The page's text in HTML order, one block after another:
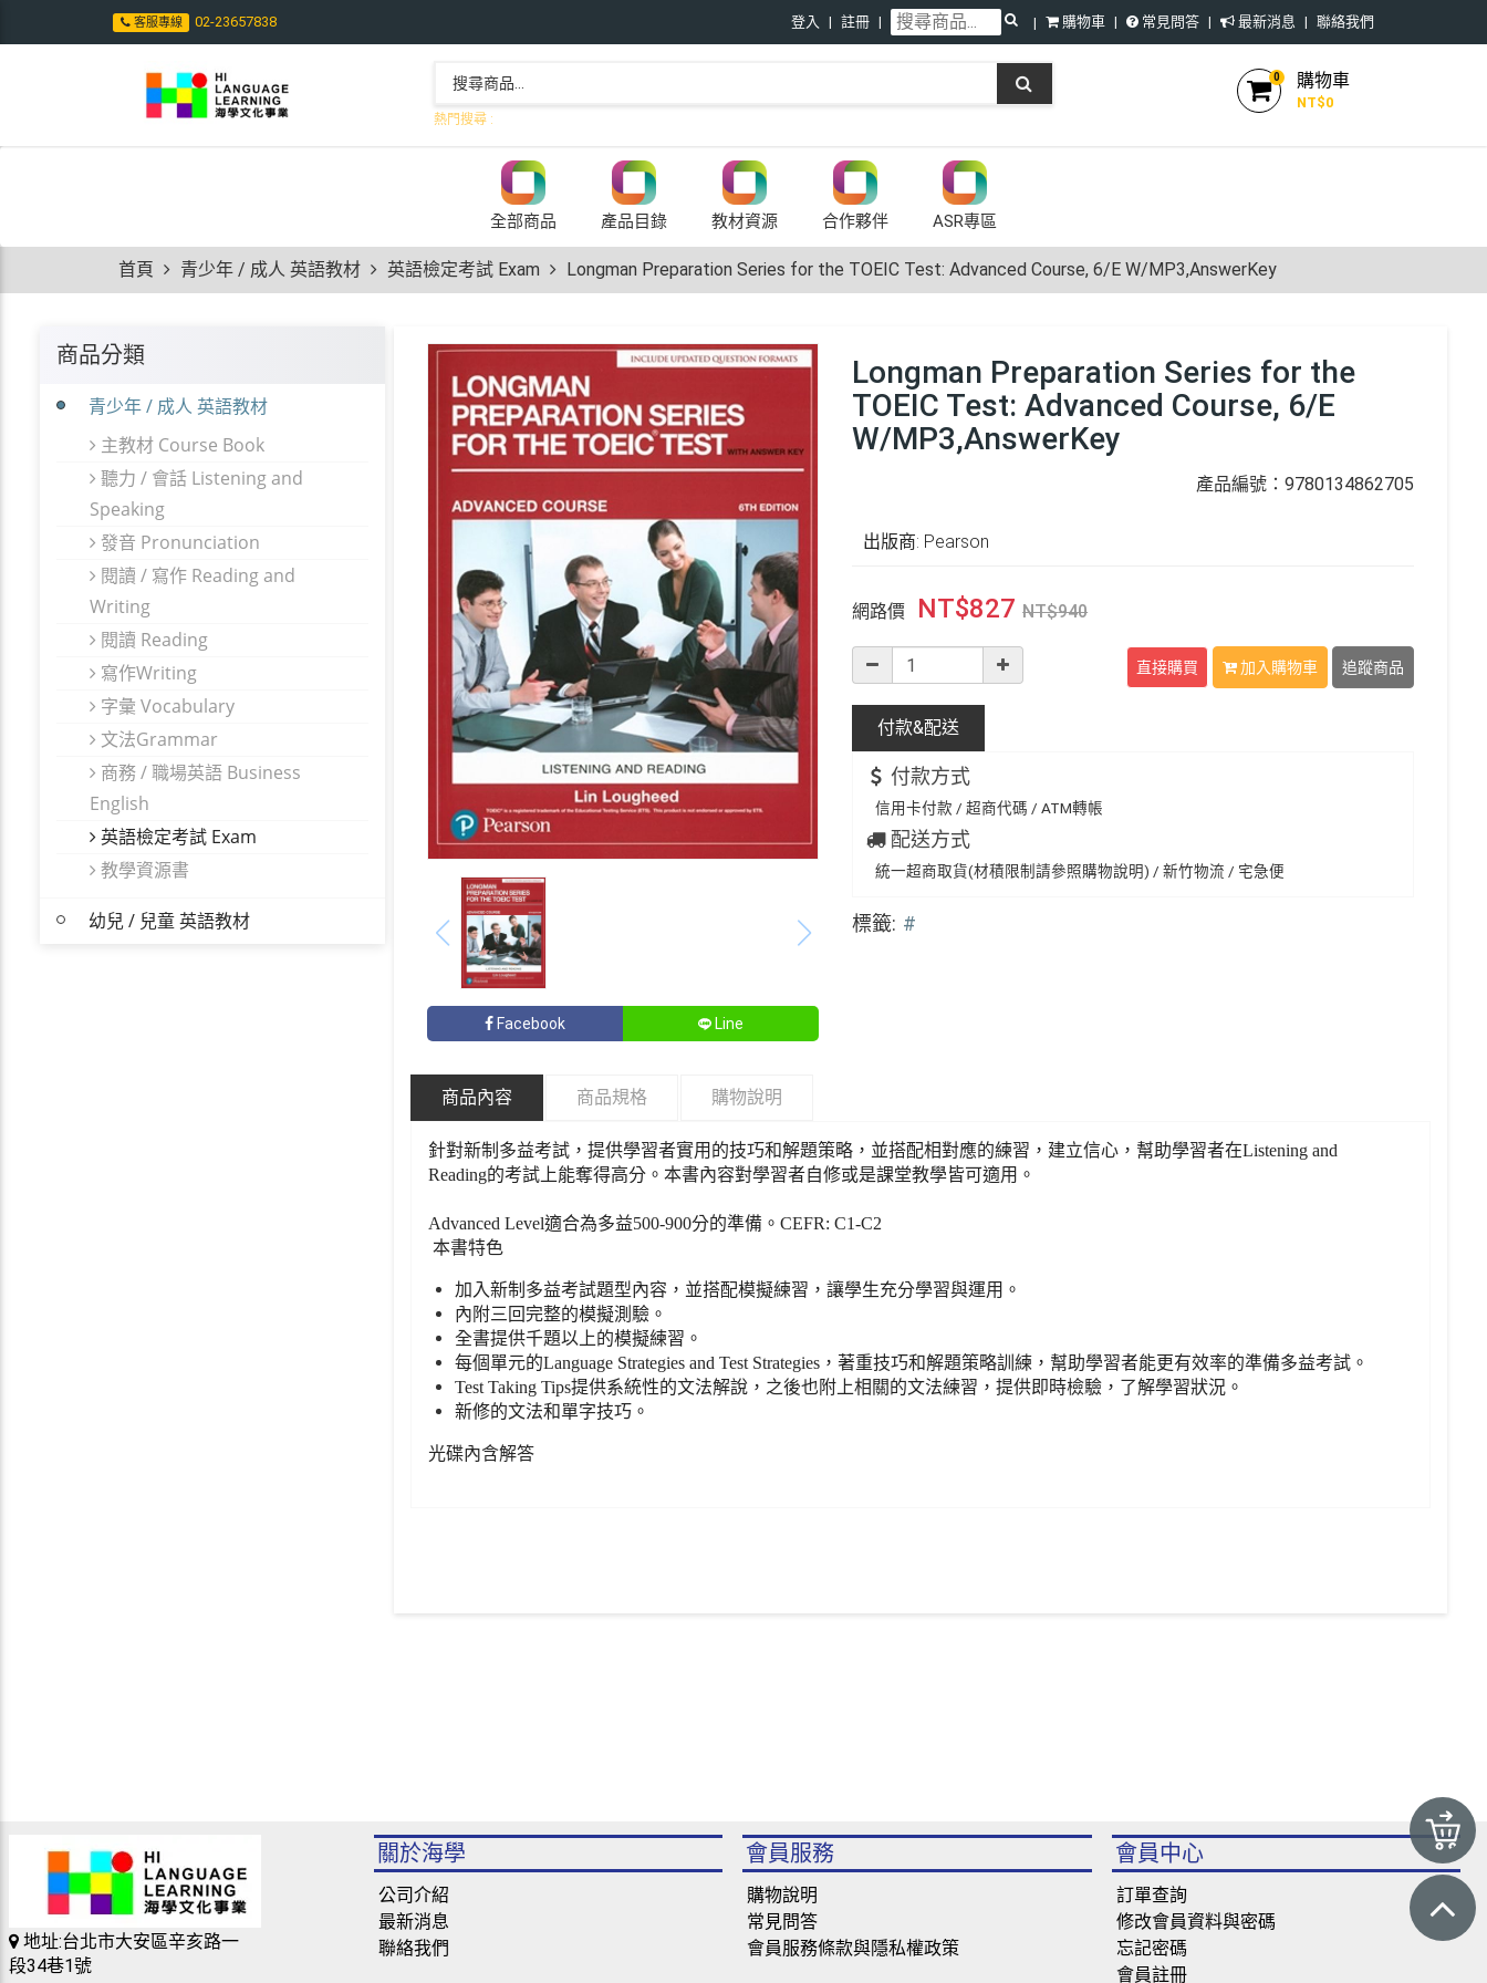
客服專線 02-23657838 登入 註冊 購物車 常見問答 最新消息 聯絡我們
熱門搜尋 :
0 購物車
NT$0
全部商品 產品目錄 教材資源 合作夥伴 ASR專區
首頁 青少年 / 成人 英語教材 英語檢定考試 Exam Longman Preparation Series for the TOEIC Test: Advanced Course, 6/E W/MP3,AnswerKey
商品分類
青少年 / 成人 英語教材
主教材 Course Book
聽力 / 會話 Listening and
Speaking
發音 Pronunciation
閱讀 / 寫作 Reading and
Writing
閱讀 Reading
寫作Writing
字彙 Vocabulary
文法Grammar
商務 / 職場英語 Business
English
英語檢定考試 Exam
教學資源書
幼兒 / 兒童 英語教材
Facebook Line
Longman Preparation Series for the
TOEIC Test: Advanced Course, 6/E
W/MP3,AnswerKey
產品編號：9780134862705
出版商: Pearson
網路價 NT$827 NT$940
直接購買 加入購物車 追蹤商品
付款&配送
付款方式
信用卡付款 / 超商代碼 / ATM轉帳
配送方式
統一超商取貨(材積限制請參照購物說明) / 新竹物流 / 宅急便
標籤: #
商品內容 商品規格 購物說明
針對新制多益考試，提供學習者實用的技巧和解題策略，並搭配相對應的練習，建立信心，幫助學習者在Listening and
Reading的考試上能奪得高分。本書內容對學習者自修或是課堂教學皆可適用。
Advanced Level適合為多益500-900分的準備。CEFR: C1-C2
本書特色
加入新制多益考試題型內容，並搭配模擬練習，讓學生充分學習與運用。
內附三回完整的模擬測驗。
全書提供千題以上的模擬練習。
每個單元的Language Strategies and Test Strategies，著重技巧和解題策略訓練，幫助學習者能更有效率的準備多益考試。
Test Taking Tips提供系統性的文法解說，之後也附上相關的文法練習，提供即時檢驗，了解學習狀況。
新修的文法和單字技巧。
光碟內含解答
地址:台北市大安區辛亥路一
段34巷1號
關於海學
公司介紹
最新消息
聯絡我們
會員服務
購物說明
常見問答
會員服務條款與隱私權政策
會員中心
訂單查詢
修改會員資料與密碼
忘記密碼
會員註冊